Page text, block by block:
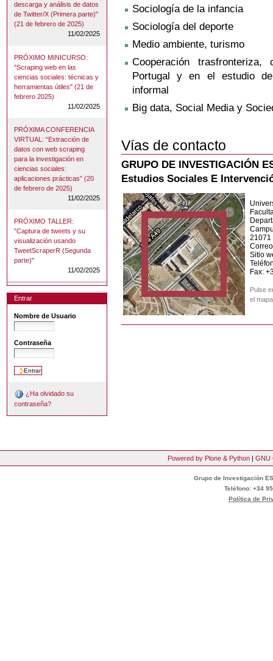
descarga y análisis de datos
de Twitter/X (Primera parte)"
(21 de febrero de 2025)
11/02/2025
PRÓXIMO MINICURSO:
"Scraping web en las
ciencias sociales: técnicas y
herramientas útiles" (21 de
febrero 2025)
11/02/2025
PRÓXIMA CONFERENCIA
VIRTUAL: “Extracción de
datos con web scraping
para la investigación en
ciencias sociales:
aplicaciones prácticas” (20
de febrero de 2025)
11/02/2025
PRÓXIMO TALLER:
"Captura de tweets y su
visualización usando
TweetScraperR (Segunda
parte)"
11/02/2025
Entrar
Nombre de Usuario
Contraseña
¿Ha olvidado su
contraseña?
Sociología de la infancia
Sociología del deporte
Medio ambiente, turismo
Cooperación
Portugal y en el estudio
informal
Big data, Social Media y
Vías de contacto
GRUPO DE INVESTIGACIÓN
Estudios Sociales E
21071
Sitio
Fax:
Pulse
el
Powered by Plone & Python | GNU
Grupo de Investigación
Teléfono: +34
Política de